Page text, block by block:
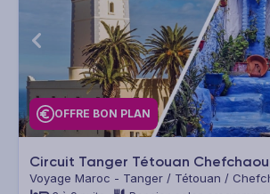
OFFRE BON PLAN
Circuit Tanger Tétouan
Voyage Maroc - Tanger / Tétouan /